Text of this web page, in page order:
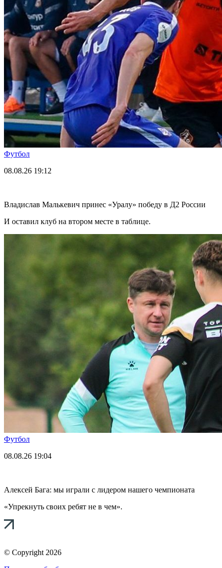
Футбол
08.08.26 19:12
Владислав Малькевич принес «Уралу» победу в Д2 России
И оставил клуб на втором месте в таблице.
Футбол
08.08.26 19:04
Алексей Бага: мы играли с лидером нашего чемпионата
«Упрекнуть своих ребят не в чем».
© Copyright 2026